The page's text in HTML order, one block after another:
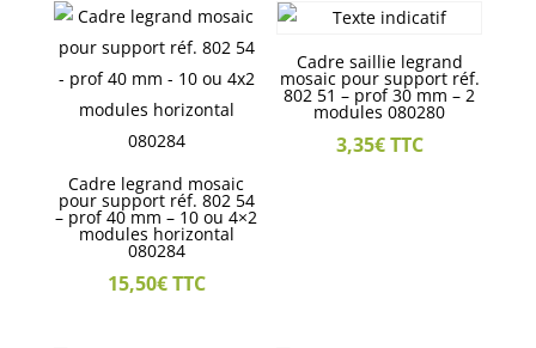
Cadre legrand mosaic
pour support réf. 802 54
– prof 40 mm – 10 ou 4×2
modules horizontal
080284
15,50€TTC
Cadre saillie legrand
mosaic pour support réf.
802 51 – prof 30 mm – 2
modules 080280
3,35€TTC